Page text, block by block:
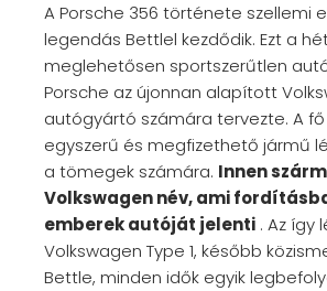
A Porsche 356 története szellemi
legendás Bettlel kezdődik. Ezt a
meglehetősen sportszerűtlen
Porsche az újonnan alapított
autógyártó számára tervezte. A
egyszerű és megfizethető jármű
a tömegek számára. Innen
Volkswagen név, ami
emberek autóját jelenti . Az így
Volkswagen Type 1, később
Bettle, minden idők egyik